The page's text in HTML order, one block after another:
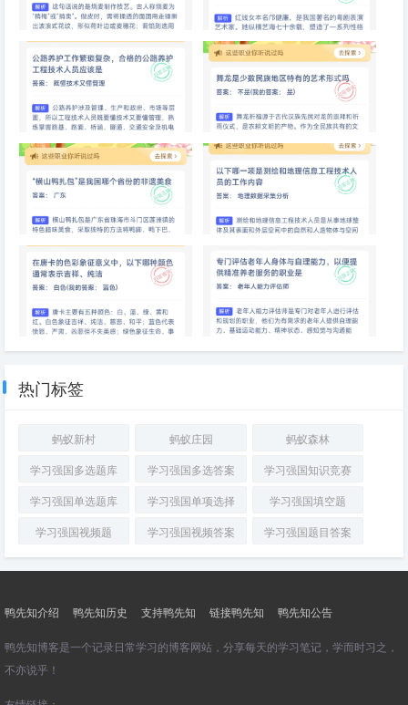
“稍梅好吃难和面，皮薄包馅打
花难”说的是哪种非遗技艺
红线女是我国哪个剧种的表演艺
术家
公路养护工作繁琐复杂，合格的
公路养护工程技术人员应该是
舞龙是少数民族地区特有的艺术
形式吗
“横山鸭扎包”是我国哪个省份的
非遗美食
程技术人员的工作内容
热门标签
蚂蚁新村 蚂蚁庄园
蚂蚁森林
学习强国多选题库
学习强国多选答案
学习强国知识竞赛
学习强国单选题库
学习强国单项选择
学习强国填空题
学习强国视频题
学习强国视频答案 学习强国题目答案
鸭先知介绍 鸭先知历史 支持鸭先知 链接鸭先知 鸭先知公告
鸭先知博客是一个记录日常学习的博客网站，分享每天的学习笔记，学而时习之，
不亦说乎！